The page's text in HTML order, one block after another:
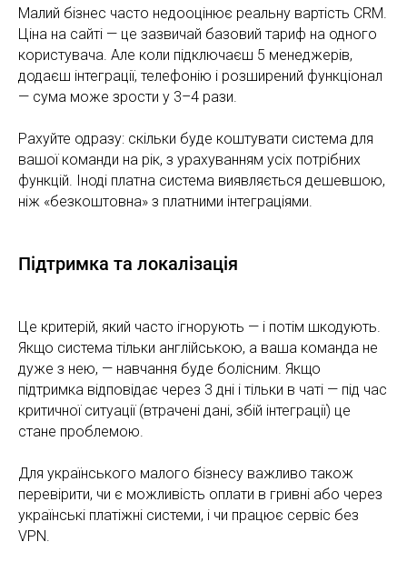
Малий бізнес часто недооцінює реальну вартість CRM.
Ціна на сайті — це зазвичай базовий тариф на одного
користувача. Але коли підключаєш 5 менеджерів,
додаєш інтеграції, телефонію і розширений функціонал
— сума може зрости у 3–4 рази.
Рахуйте одразу: скільки буде коштувати система для
вашої команди на рік, з урахуванням усіх потрібних
функцій. Іноді платна система виявляється дешевшою,
ніж «безкоштовна» з платними інтеграціями.
Підтримка та локалізація
Це критерій, який часто ігнорують — і потім шкодують.
Якщо система тільки англійською, а ваша команда не
дуже з нею, — навчання буде болісним. Якщо
підтримка відповідає через 3 дні і тільки в чаті — під час
критичної ситуації (втрачені дані, збій інтеграції) це
стане проблемою.
Для українського малого бізнесу важливо також
перевірити, чи є можливість оплати в гривні або через
українські платіжні системи, і чи працює сервіс без
VPN.